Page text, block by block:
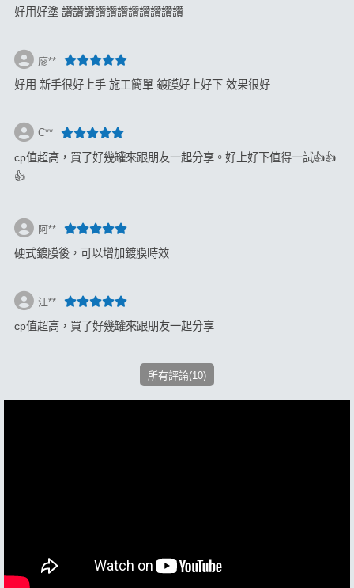
好用好塗 讚讚讚讚讚讚讚讚讚讚讚
廖**
好用 新手很好上手 施工簡單 鍍膜好上好下 效果很好
C**
cp值超高，買了好幾罐來跟朋友一起分享。好上好下值得一試👍👍
👍
阿**
硬式鍍膜後，可以增加鍍膜時效
江**
cp值超高，買了好幾罐來跟朋友一起分享
所有評論(10)